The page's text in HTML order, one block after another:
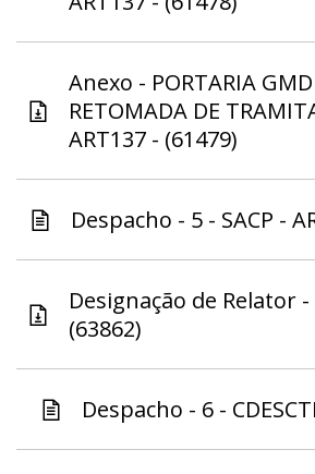
Anexo - PORTARIA
RETOMADA DE
ART137 - (61479)
Despacho - 5 - SACP -
Designação de Relator -
(63862)
Despacho - 6 -